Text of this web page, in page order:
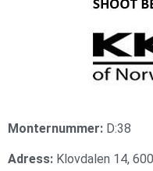
Monternummer: D:38
Adress: Klovdalen 14,